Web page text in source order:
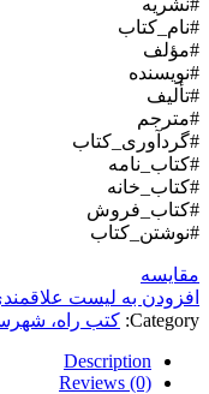
#نام_کتاب
#مؤلف
#نویسنده
#تألیف
#مترجم
#گردآوری_کتاب
#کتاب_نامه
#کتاب_خانه
#کتاب_فروش
#نوشتن_کتاب
مقایسه
افزودن به لیست
Category: کتب راه،
Description
Reviews (0)